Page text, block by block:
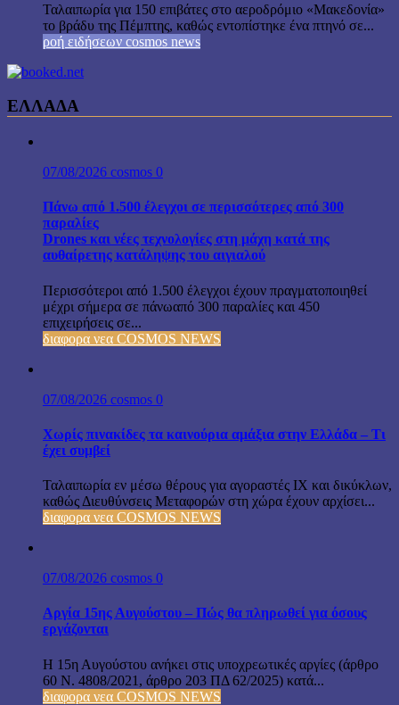
Ταλαιπωρία για 150 επιβάτες στο αεροδρόμιο «Μακεδονία»
το βράδυ της Πέμπτης, καθώς εντοπίστηκε ένα πτηνό σε...
ροή ειδήσεων cosmos news
ΕΛΛΑΔΑ
07/08/2026 cosmos 0
Πάνω από 1.500 έλεγχοι σε περισσότερες από 300
παραλίες
Drones και νέες τεχνολογίες στη μάχη κατά της
αυθαίρετης κατάληψης του αιγιαλού
Περισσότεροι από 1.500 έλεγχοι έχουν πραγματοποιηθεί
μέχρι σήμερα σε πάνωαπό 300 παραλίες και 450
επιχειρήσεις σε...
διαφορα νεα COSMOS NEWS
07/08/2026 cosmos 0
Χωρίς πινακίδες τα καινούρια αμάξια στην Ελλάδα – Τι
έχει συμβεί
Ταλαιπωρία εν μέσω θέρους για αγοραστές ΙΧ και δικύκλων,
καθώς Διευθύνσεις Μεταφορών στη χώρα έχουν αρχίσει...
διαφορα νεα COSMOS NEWS
07/08/2026 cosmos 0
Αργία 15ης Αυγούστου – Πώς θα πληρωθεί για όσους
εργάζονται
Η 15η Αυγούστου ανήκει στις υποχρεωτικές αργίες (άρθρο
60 Ν. 4808/2021, άρθρο 203 ΠΔ 62/2025) κατά...
διαφορα νεα COSMOS NEWS